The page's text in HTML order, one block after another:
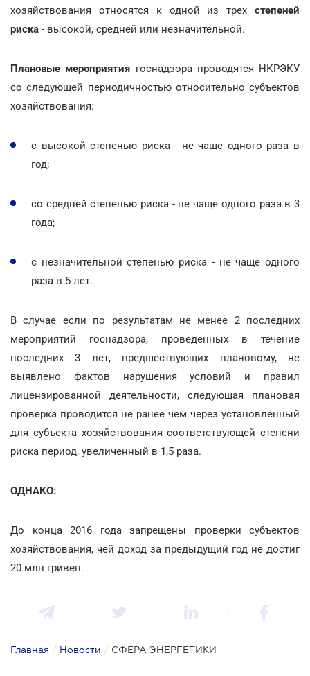
хозяйствования относятся к одной из трех степеней
риска - высокой, средней или незначительной.
Плановые мероприятия госнадзора проводятся НКРЭКУ
со следующей периодичностью относительно субъектов
хозяйствования:
с высокой степенью риска - не чаще одного раза в
год;
со средней степенью риска - не чаще одного раза в 3
года;
с незначительной степенью риска - не чаще одного
раза в 5 лет.
В случае если по результатам не менее 2 последних
мероприятий госнадзора, проведенных в течение
последних 3 лет, предшествующих плановому, не
выявлено фактов нарушения условий и правил
лицензированной деятельности, следующая плановая
проверка проводится не ранее чем через установленный
для субъекта хозяйствования соответствующей степени
риска период, увеличенный в 1,5 раза.
ОДНАКО:
До конца 2016 года запрещены проверки субъектов
хозяйствования, чей доход за предыдущий год не достиг
20 млн гривен.
Главная / Новости / СФЕРА ЭНЕРГЕТИКИ